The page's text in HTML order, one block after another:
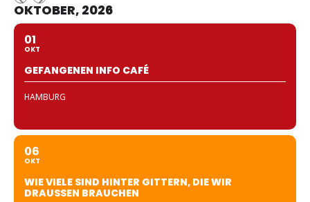
OKTOBER, 2026
01
OKT
GEFANGENEN INFO CAFÉ
HAMBURG
06
OKT
WIE VIELE SIND HINTER GITTERN, DIE WIR
DRAUSSEN BRAUCHEN